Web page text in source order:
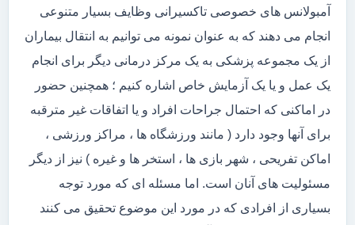
آمبولانس های خصوصی تاکسیرانی وظایف بسیار متنوعی
انجام می دهند که به عنوان نمونه می توانیم به انتقال بیماران
از یک مجموعه پزشکی به یک مرکز درمانی دیگر برای انجام
یک عمل و یا یک آزمایش خاص اشاره کنیم ؛ همچنین حضور
در اماکنی که احتمال جراحات افراد و یا اتفاقات غیر مترقبه
برای آنها وجود دارد ( مانند ورزشگاه ها ، مراکز ورزشی ،
اماکن تفریحی ، شهر بازی ها ، استخر ها و غیره ) نیز از دیگر
مسئولیت های آنان است. اما مسئله ای که مورد توجه
بسیاری از افرادی که در مورد این موضوع تحقیق می کنند